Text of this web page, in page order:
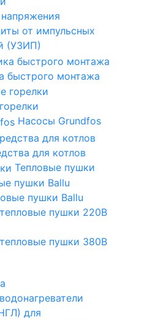
от импульсных
(УЗИП)
быстрого монтажа
Насосы Grundfos
для котлов
Тепловые пушки
пушки Ballu
пушки Ballu
пушки 220В
пушки 380В
для